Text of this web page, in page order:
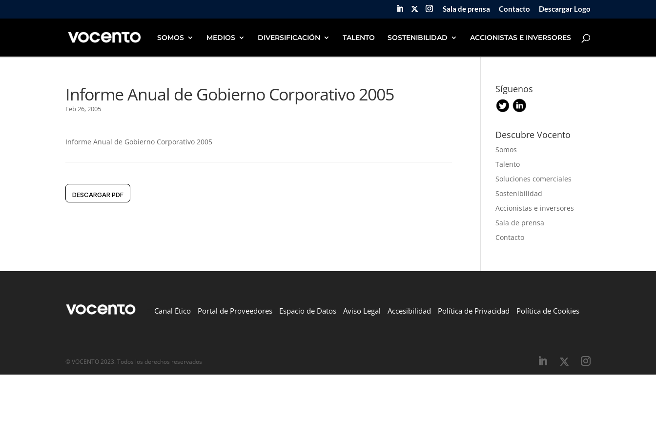
Sala de prensa Contacto Descargar Logo
SOMOS MEDIOS DIVERSIFICACIÓN TALENTO SOSTENIBILIDAD ACCIONISTAS E INVERSORES
Informe Anual de Gobierno Corporativo 2005
Feb 26, 2005
Informe Anual de Gobierno Corporativo 2005
DESCARGAR PDF
Síguenos
Descubre Vocento
Somos
Talento
Soluciones comerciales
Sostenibilidad
Accionistas e inversores
Sala de prensa
Contacto
Canal Ético Portal de Proveedores Espacio de Datos Aviso Legal Accesibilidad Política de Privacidad Política de Cookies
© VOCENTO 2023. Todos los derechos reservados